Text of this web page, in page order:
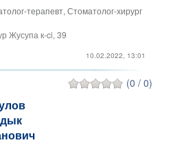
терапевт, Стоматолог-хирург
Жусупа к-ci, 39
10.02.2022, 13:01
(0 / 0)